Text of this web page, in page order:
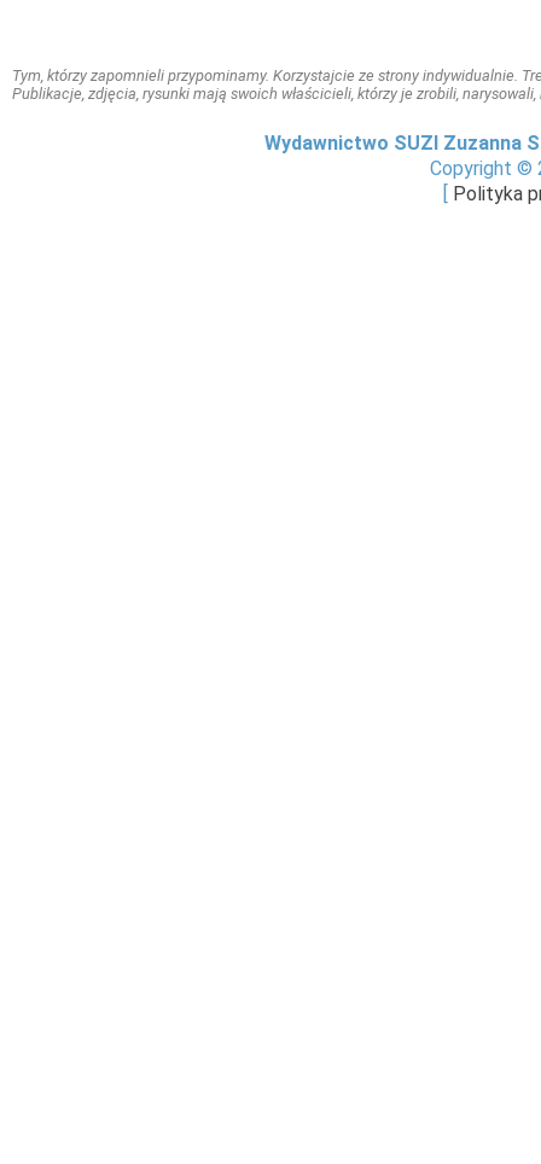
Tym, którzy zapomnieli przypominamy. Korzystajcie ze strony indywidualnie.
Publikacje, zdjęcia, rysunki mają swoich właścicieli, którzy je zrobili,
Wydawnictwo SUZI Zuzanna
Copyright ©
Polityka